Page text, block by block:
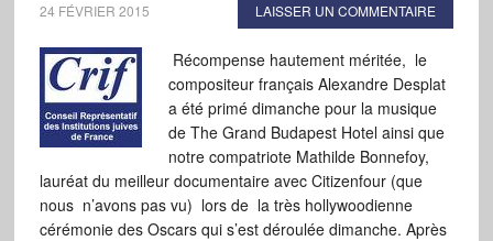
24 FÉVRIER 2015 LAISSER UN COMMENTAIRE
Récompense hautement méritée, le
compositeur français Alexandre Desplat
a été primé dimanche pour la musique
de The Grand Budapest Hotel ainsi que
notre compatriote Mathilde Bonnefoy,
lauréat du meilleur documentaire avec Citizenfour (que
nous n’avons pas vu) lors de la très hollywoodienne
cérémonie des Oscars qui s’est déroulée dimanche. Après